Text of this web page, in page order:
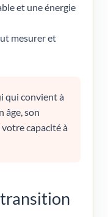
et une énergie
mesurer et
qui convient à
âge, son
capacité à